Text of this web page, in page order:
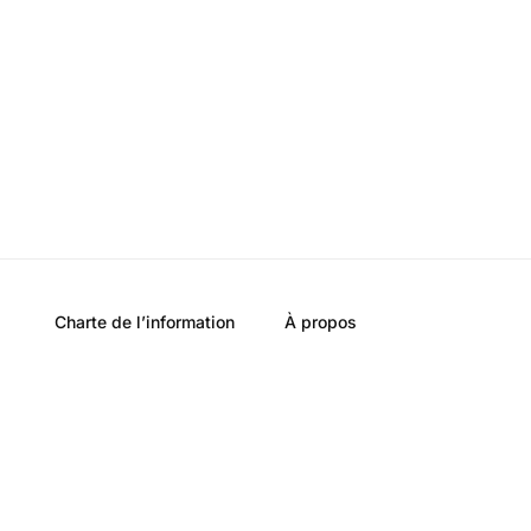
Charte de l’information À propos